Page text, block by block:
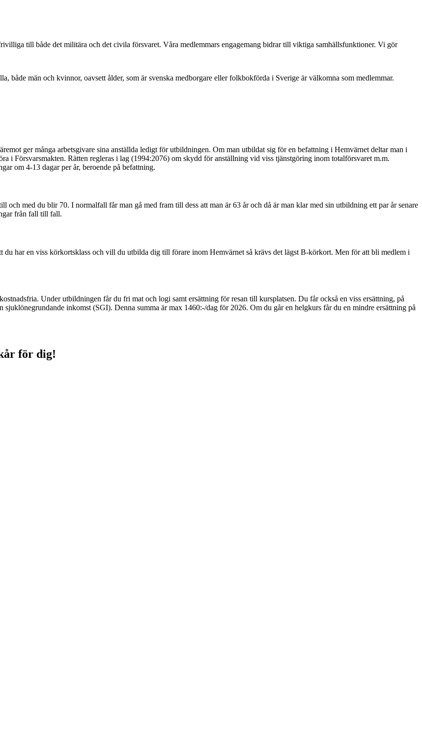
till både det militära och det civila försvaret. Våra medlemmars engagemang bidrar till viktiga samhällsfunktioner. Vi gör
både män och kvinnor, oavsett ålder, som är svenska medborgare eller folkbokförda i Sverige är välkomna som medlemmar.
ger många arbetsgivare sina anställda ledigt för utbildningen. Om man utbildat sig för en befattning i Hemvärnet deltar man i
i Försvarsmakten. Rätten regleras i lag (1994:2076) om skydd för anställning vid viss tjänstgöring inom totalförsvaret m.m.
om 4-13 dagar per år, beroende på befattning.
och med du blir 70. I normalfall får man gå med fram till dess att man är 63 år och då är man klar med sin utbildning ett par år senare
från fall till fall.
har en viss körkortsklass och vill du utbilda dig till förare inom Hemvärnet så krävs det lägst B-körkort. Men för att bli medlem i
Under utbildningen får du fri mat och logi samt ersättning för resan till kursplatsen. Du får också en viss ersättning, på
inkomst (SGI). Denna summa är max 1460:-/dag för 2026. Om du går en helgkurs får du en mindre ersättning på
för dig!